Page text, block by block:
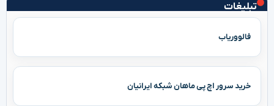
تبلیغات
فالووریاب
خرید سرور اچ پی ماهان شبکه ایرانیان